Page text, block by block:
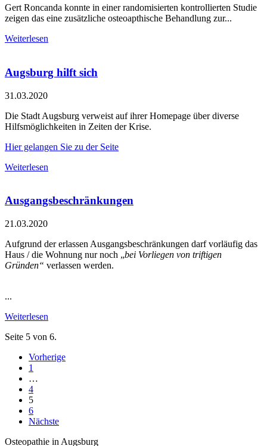
Gert Roncanda konnte in einer randomisierten kontrollierten Studie
zeigen das eine zusätzliche osteoapthische Behandlung zur...
Weiterlesen
Augsburg hilft sich
31.03.2020
Die Stadt Augsburg verweist auf ihrer Homepage über diverse
Hilfsmöglichkeiten in Zeiten der Krise.
Hier gelangen Sie zu der Seite
Weiterlesen
Ausgangsbeschränkungen
21.03.2020
Aufgrund der erlassen Ausgangsbeschränkungen darf vorläufig das
Haus / die Wohnung nur noch „bei Vorliegen von triftigen
Gründen“ verlassen werden.
...
Weiterlesen
Seite 5 von 6.
Vorherige
1
…
4
5
6
Nächste
Osteopathie in Augsburg